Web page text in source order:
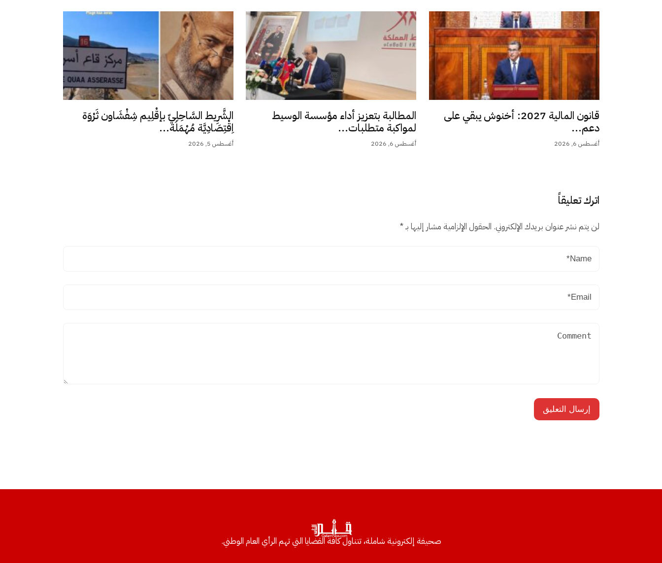
قانون المالية 2027: أخنوش يبقي على
دعم...
أغسطس 6, 2026
المطالبة بتعزيز أداء مؤسسة الوسيط
لمواكبة متطلبات...
أغسطس 6, 2026
الشَّرِيط السَّاحِلِيّ بإقْلِيم شِفْشَاون ثَرْوَة
اِقْتِصَادِيَّة مُهْمَلَة...
أغسطس 5, 2026
اترك تعليقاً
لن يتم نشر عنوان بريدك الإلكتروني. الحقول الإلزامية مشار إليها بـ*
صحيفة إلكترونية شاملة، تتناول كافة القضايا التي تهم الرأي العام الوطني.